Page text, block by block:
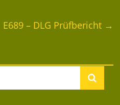
E689 – DLG Prüfbericht →